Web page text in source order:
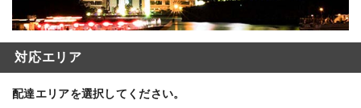
対応エリア
配達エリアを選択してください。